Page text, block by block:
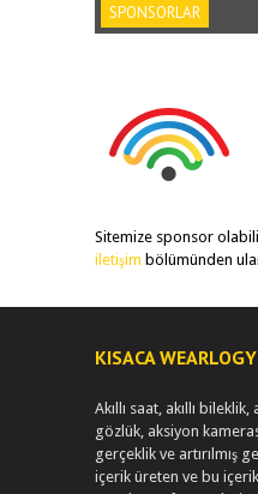
SPONSORLAR
Sitemize sponsor
iletişim bölümünden
KISACA WEARLOGY
Akıllı saat, akıllı
gözlük, aksiyon
gerçeklik ve artırılmış
içerik üreten ve bu